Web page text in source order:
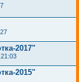
2017"
2015"